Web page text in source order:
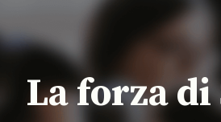
La forza